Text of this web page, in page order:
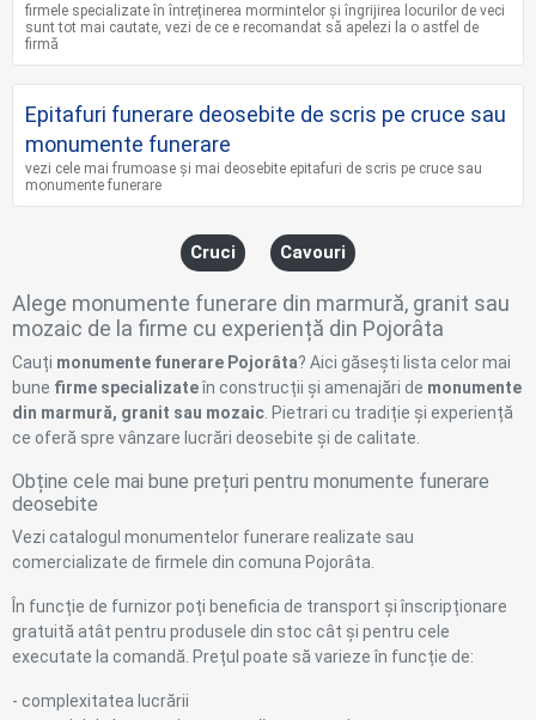
firmele specializate în întreținerea mormintelor și îngrijirea locurilor de veci
sunt tot mai cautate, vezi de ce e recomandat să apelezi la o astfel de
firmă
Epitafuri funerare deosebite de scris pe cruce sau
monumente funerare
vezi cele mai frumoase și mai deosebite epitafuri de scris pe cruce sau
monumente funerare
Cruci Cavouri
Alege monumente funerare din marmură, granit sau
mozaic de la firme cu experiență din Pojorâta
Cauți monumente funerare Pojorâta? Aici găsești lista celor mai
bune firme specializateîn construcții și amenajări de monumente
din marmură, granit sau mozaic . Pietrari cu tradiție și experiență
ce oferă spre vânzare lucrări deosebite și de calitate.
Obține cele mai bune prețuri pentru monumente funerare
deosebite
Vezi catalogul monumentelor funerare realizate sau
comercializate de firmele din comuna Pojorâta.
În funcție de furnizor poți beneficia de transport și înscripționare
gratuită atât pentru produsele din stoc cât și pentru cele
executate la comandă. Prețul poate să varieze în funcție de:
- complexitatea lucrării